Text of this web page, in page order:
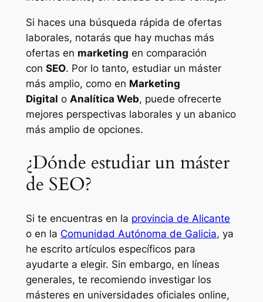
Si haces una búsqueda rápida de ofertas
laborales, notarás que hay muchas más
ofertas en marketing en comparación
con SEO. Por lo tanto, estudiar un máster
más amplio, como en Marketing
Digital o Analítica Web, puede ofrecerte
mejores perspectivas laborales y un abanico
más amplio de opciones.
¿Dónde estudiar un máster
de SEO?
Si te encuentras en la provincia de Alicante
o en la Comunidad Autónoma de Galicia, ya
he escrito artículos específicos para
ayudarte a elegir. Sin embargo, en líneas
generales, te recomiendo investigar los
másteres en universidades oficiales online,